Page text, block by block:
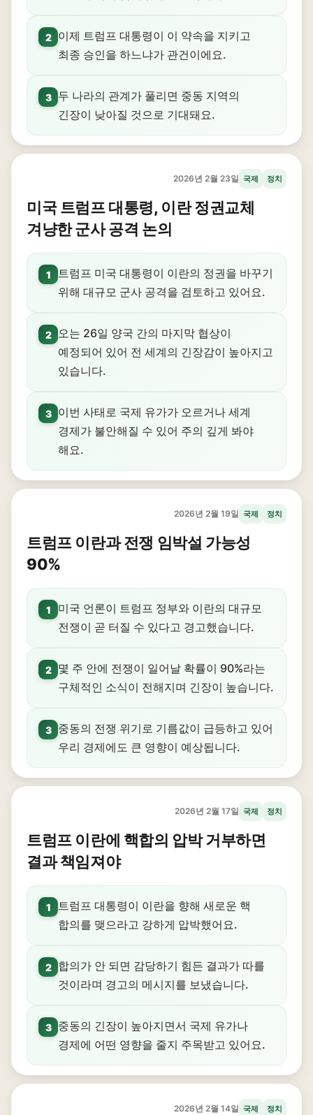
2
이제 트럼프 대통령이 이 약속을 지키고
최종 승인을 하느냐가 관건이에요.
3
두 나라의 관계가 풀리면 중동 지역의
긴장이 낮아질 것으로 기대돼요.
2026년 2월 23일 국제 정치
미국 트럼프 대통령, 이란 정권교체
겨냥한 군사 공격 논의
1
트럼프 미국 대통령이 이란의 정권을 바꾸기
위해 대규모 군사 공격을 검토하고 있어요.
2
오는 26일 양국 간의 마지막 협상이
예정되어 있어 전 세계의 긴장감이 높아지고
있습니다.
3
이번 사태로 국제 유가가 오르거나 세계
경제가 불안해질 수 있어 주의 깊게 봐야
해요.
2026년 2월 19일 국제 정치
트럼프 이란과 전쟁 임박설 가능성
90%
1
미국 언론이 트럼프 정부와 이란의 대규모
전쟁이 곧 터질 수 있다고 경고했습니다.
2
몇 주 안에 전쟁이 일어날 확률이 90%라는
구체적인 소식이 전해지며 긴장이 높습니다.
3
중동의 전쟁 위기로 기름값이 급등하고 있어
우리 경제에도 큰 영향이 예상됩니다.
2026년 2월 17일 국제 정치
트럼프 이란에 핵합의 압박 거부하면
결과 책임져야
1
트럼프 대통령이 이란을 향해 새로운 핵
합의를 맺으라고 강하게 압박했어요.
2
합의가 안 되면 감당하기 힘든 결과가 따를
것이라며 경고의 메시지를 보냈습니다.
3
중동의 긴장이 높아지면서 국제 유가나
경제에 어떤 영향을 줄지 주목받고 있어요.
2026년 2월 14일 국제 정치